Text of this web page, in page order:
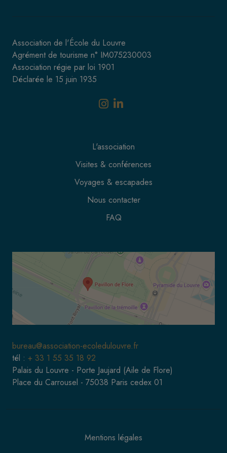
Association de l'École du Louvre
Agrément de tourisme n° IM075230003
Association régie par loi 1901
Déclarée le 15 juin 1935
L'association
Visites & conférences
Voyages & escapades
Nous contacter
FAQ
bureau@association-ecoledulouvre.fr
tél : + 33 1 55 35 18 92
Palais du Louvre - Porte Jaujard (Aile de Flore)
Place du Carrousel - 75038 Paris cedex 01
Mentions légales